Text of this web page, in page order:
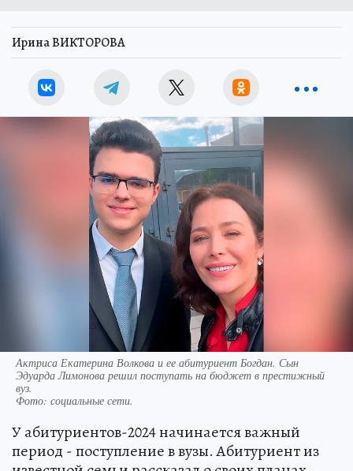
Ирина ВИКТОРОВА
Актриса Екатерина Волкова и ее абитуриент Богдан. Сын
Эдуарда Лимонова решил поступать на бюджет в престижный
вуз.
Фото: социальные сети.
У абитуриентов-2024 начинается важный
период - поступление в вузы. Абитуриент из